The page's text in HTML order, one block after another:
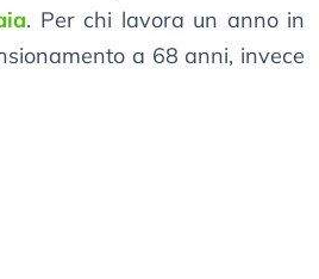
. Per chi lavora un anno in
a 68 anni, invece